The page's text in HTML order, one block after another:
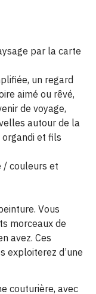
par la carte
un regard
aimé ou rêvé,
de voyage,
autour de la
et fils
/ couleurs et
Vous
morceaux de
avez. Ces
exploiterez d’une
couturière, avec